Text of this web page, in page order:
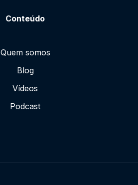
Conteúdo
Quem somos
Blog
Vídeos
Podcast